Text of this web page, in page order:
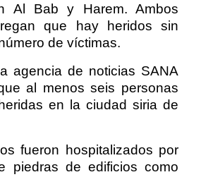
Al Bab y Harem. Ambos
que hay heridos sin
de víctimas.
agencia de noticias SANA
al menos seis personas
en la ciudad siria de
fueron hospitalizados por
piedras de edificios como